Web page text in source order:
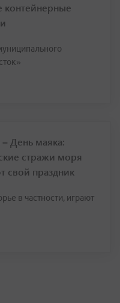
контейнерные
– День маяка:
стражи моря
свой праздник
в частности, играют